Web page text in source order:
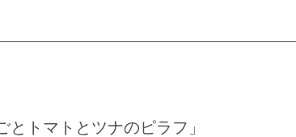
トマトとツナのピラフ」